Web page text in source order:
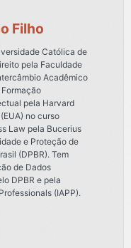
Filho
Católica de
pela Faculdade
Acadêmico
pela Harvard
no curso
Law pela Bucerius
e Proteção de
(DPBR). Tem
de Dados
DPBR e pela
(IAPP).